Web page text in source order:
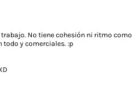
No tiene cohesión ni ritmo como
todo y comerciales. :p